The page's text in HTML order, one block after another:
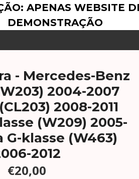
APENAS WEBSITE
DEMONSTRAÇÃO
- Mercedes-Benz
2004-2007
2008-2011
(W209) 2005-
G-klasse (W463)
2012
€20,00